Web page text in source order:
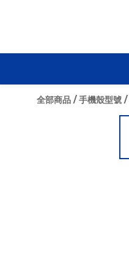
全部商品 /手機殼型號 /